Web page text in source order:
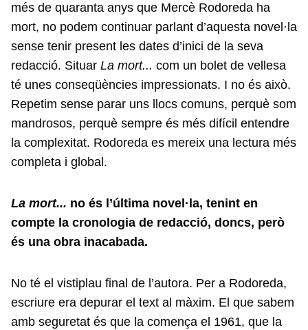
més de quaranta anys que Mercè Rodoreda ha
mort, no podem continuar parlant d’aquesta novel·la
sense tenir present les dates d’inici de la seva
redacció. Situar La mort... com un bolet de vellesa
té unes conseqüències impressionats. I no és això.
Repetim sense parar uns llocs comuns, perquè som
mandrosos, perquè sempre és més difícil entendre
la complexitat. Rodoreda es mereix una lectura més
completa i global.
La mort... no és l’última novel·la, tenint en
compte la cronologia de redacció, doncs, però
és una obra inacabada.
No té el vistiplau final de l’autora. Per a Rodoreda,
escriure era depurar el text al màxim. El que sabem
amb seguretat és que la comença el 1961, que la